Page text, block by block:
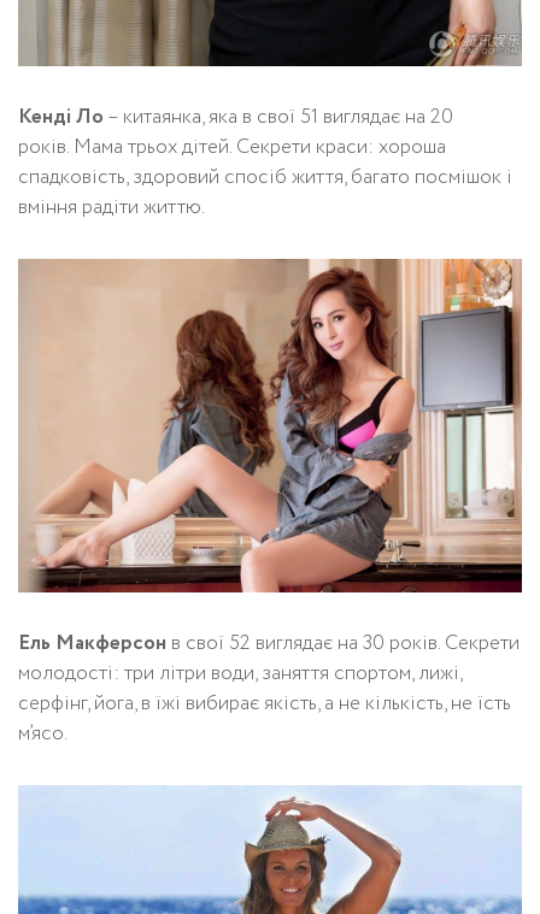
Кенді Ло – китаянка, яка в свої 51 виглядає на 20
років. Мама трьох дітей. Секрети краси: хороша
спадковість, здоровий спосіб життя, багато посмішок і
вміння радіти життю.
Ель Макферсон в свої 52 виглядає на 30 років. Секрети
молодості: три літри води, заняття спортом, лижі,
серфінг, йога, в їжі вибирає якість, а не кількість, не їсть
м’ясо.